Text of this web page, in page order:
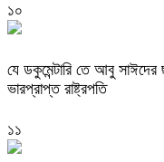
১০
যে ডকুমেন্টারি তে আবু
ভারপ্রাপ্ত রাষ্ট্রপতি
১১